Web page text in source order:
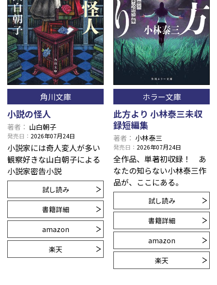
角川文庫
小説の怪人
著者 山白朝子
発売日 2026年07月24日
小説家には奇人変人が多い――
観察好きな山白朝子による
小説家密告小説
試し読み
書籍詳細
amazon
楽天
ホラー文庫
此方より 小林泰三未収
録短編集
著者 小林泰三
発売日 2026年07月24日
全作品、単著初収録！ あ
なたの知らない小林泰三作
品が、ここにある。
試し読み
書籍詳細
amazon
楽天